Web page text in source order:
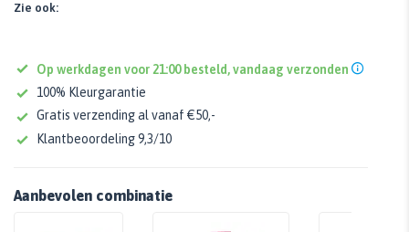
Zie ook:
Op werkdagen voor 21:00 besteld, vandaag verzonden
100% Kleurgarantie
Gratis verzending al vanaf €50,-
Klantbeoordeling 9,3/10
Aanbevolen combinatie